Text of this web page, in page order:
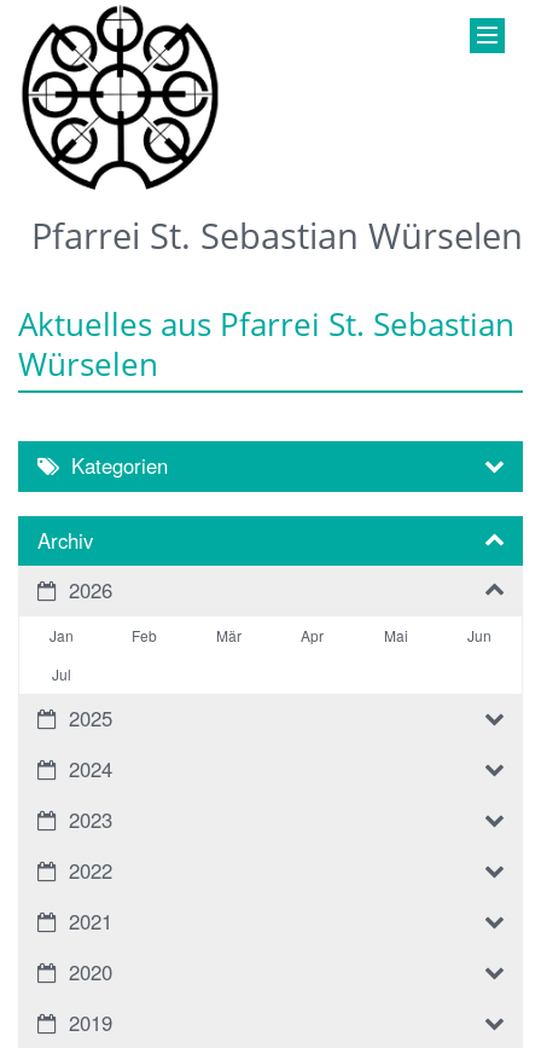
Pfarrei St. Sebastian Würselen
Aktuelles aus Pfarrei St. Sebastian
Würselen
Kategorien
Archiv
2026
Jan Feb Mär Apr Mai
Jun
Jul
2025
2024
2023
2022
2021
2020
2019